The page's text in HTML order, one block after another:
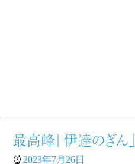
最高峰「伊達のぎん」
2023年7月26日